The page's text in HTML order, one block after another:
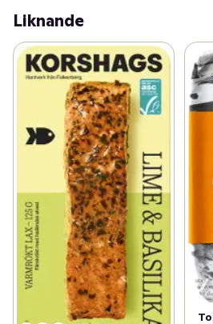
och minskar övergödning.
reningsverket på andra sidan
systemet gör det möjligt att
vattenkvaliteten, inklusive
renhet, vilket leder till friskare
tillväxtförhållanden.
att hålla laxen i en sluten miljö
kontakten med vilda bestånd,
sjukdomar och parasitangrepp
vattenanvändningen eftersom
vattnet, vilket är särskilt
begränsad vattenresurs.
Liknande